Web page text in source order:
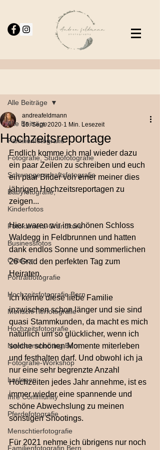
Alle Beiträge
Familienfotografie
Fotografie, Studiofotografie
Schwangerschaftsfotografie
Babyfotografie,
Kinderfotos
Fotokamera-Grundkurs
Businessfotos
Outdoor
Portraitfotografie
Hochzeitsfotografie Bern
Mensch/Tierfotografie
Hochzeitsfotografie
Newbornshooting Bern
Fotografie-Workshop
Loslegen
Ihre Community
Pferdefotografie
Menschtierfotografie
Familienfotografin Bern
Alle Beiträge
Hochzeitsreportage
andreafeldmann
15. Sept. 2020 1 Min. Lesezeit
Endlich komme ich mal wieder dazu
ein paar Zeilen zu schreiben und euch
ein paar Bilder von einer meiner dies
jährigen Hochzeitsreportagen zu
zeigen...
Hier waren wir im schönen Schloss
Waldegg in Feldbrunnen und hatten
dank endlos Sonne und sommerlichen
26 Grad den perfekten Tag zum
Heiraten.
Ich kenne diese liebe Familie
inzwischen schon länger und sie sind
quasi Stammkunden, da macht es mich
natürlich um so glücklicher, wenn ich
solche schönen Momente miterleben
und festhalten darf. Und obwohl ich ja
nur eine sehr begrenzte Anzahl
Hochzeiten jedes Jahr annehme, ist es
immer wieder eine spannende und
schöne Abwechslung zu meinen
sonstigen Shootings.
Für 2021 nehme ich übrigens nur noch